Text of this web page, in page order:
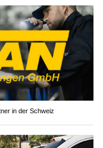
in der Schweiz